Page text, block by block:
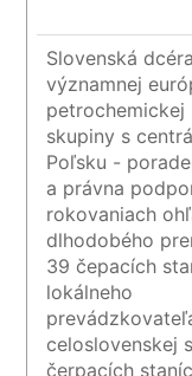
Slovenská dcéra
významnej
petrochemickej
skupiny s
Poľsku -
a právna
rokovaniach
dlhodobého
39 čepacích
lokálneho
celoslovenskej
čerpacích staníc